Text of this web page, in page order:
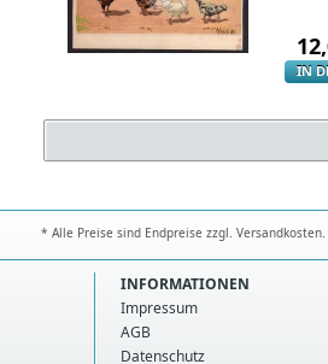
IN
* Alle Preise sind Endpreise zzgl.
INFORMATIONEN
Impressum
AGB
Datenschutz